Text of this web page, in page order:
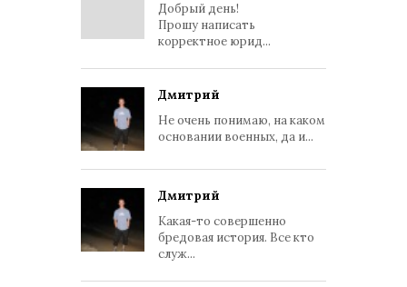
Добрый день!
Прошу написать
корректное юрид...
Дмитрий
Не очень понимаю, на каком
основании военных, да и...
Дмитрий
Какая-то совершенно
бредовая история. Все кто
служ...